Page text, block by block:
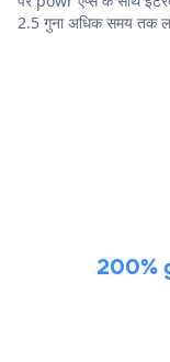
2.5 गुना अधिक समय तक
200%